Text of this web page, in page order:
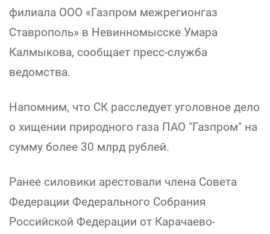
филиала ООО «Газпром межрегионгаз
Ставрополь» в Невинномысске Умара
Калмыкова, сообщает пресс-служба
ведомства.
Напомним, что СК расследует уголовное дело
о хищении природного газа ПАО "Газпром" на
сумму более 30 млрд рублей.
Ранее силовики арестовали члена Совета
Федерации Федерального Собрания
Российской Федерации от Карачаево-